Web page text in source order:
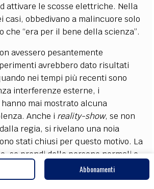
attivare le scosse elettriche. Nella
casi, obbedivano a malincuore solo
che “era per il bene della scienza”.
avessero pesantemente
avrebbero dato risultati
nei tempi più recenti sono
interferenze esterne, i
mai mostrato alcuna
Anche i reality-show, se non
regia, si rivelano una noia
stati chiusi per questo motivo. La
se prendi delle persone normali e
si ammazzano tra loro ma
e non succede niente di
Abbonamenti